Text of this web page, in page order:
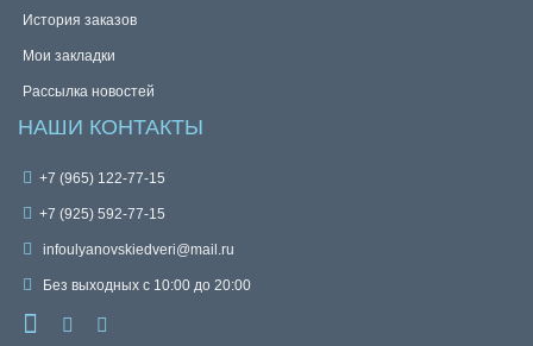
История заказов
Мои закладки
Рассылка новостей
НАШИ КОНТАКТЫ
+7 (965) 122-77-15
+7 (925) 592-77-15
infoulyanovskiedveri@mail.ru
Без выходных с 10:00 до 20:00